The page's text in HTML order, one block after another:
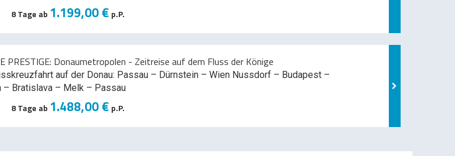
8 Tage ab 1.199,00 € p.P.
PRESTIGE: Donaumetropolen - Zeitreise auf dem Fluss der Könige
auf der Donau: Passau – Dürnstein – Wien Nussdorf – Budapest –
– Bratislava – Melk – Passau
8 Tage ab 1.488,00 € p.P.